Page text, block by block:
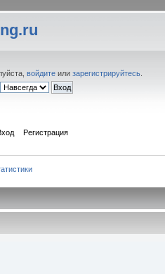
войдите илизарегистрируйтесь
Регистрация